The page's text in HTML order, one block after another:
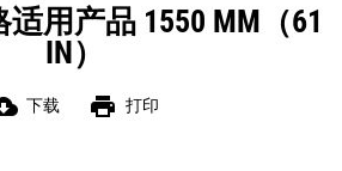
用产品 1550 MM（61
IN）
下载 print 打印